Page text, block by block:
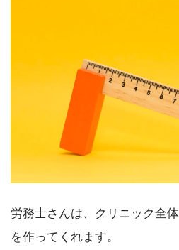
労務士さんは、クリニック全
を作ってくれます。